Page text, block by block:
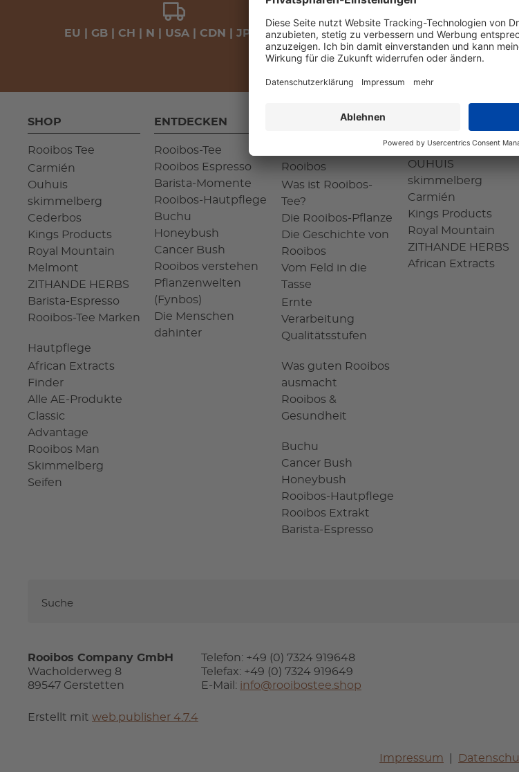
EU | GB | CH | N | USA | CDN | JP | VAE Versand mit DPD
SHOP
Rooibos Tee
Carmién
Ouhuis
skimmelberg
Cederbos
Kings Products
Royal Mountain
Melmont
ZITHANDE HERBS
Barista-Espresso
Rooibos-Tee Marken
Hautpflege
African Extracts
Finder
Alle AE-Produkte
Classic
Advantage
Rooibos Man
Skimmelberg
Seifen
ENTDECKEN
Rooibos-Tee
Rooibos Espresso
Barista-Momente
Rooibos-Hautpflege
Buchu
Honeybush
Cancer Bush
Rooibos verstehen
Pflanzenwelten
(Fynbos)
Die Menschen
dahinter
Rooibos
Was ist Rooibos-
Tee?
Die Rooibos-Pflanze
Die Geschichte von
Rooibos
Vom Feld in die
Tasse
Ernte
Verarbeitung
Qualitätsstufen
Was guten Rooibos
ausmacht
Rooibos &
Gesundheit
Buchu
Cancer Bush
Honeybush
Rooibos-Hautpflege
Rooibos Extrakt
Barista-Espresso
OUHUIS
skimmelberg
Carmién
Kings Products
Royal Mountain
ZITHANDE HERBS
African Extracts
Rooibos Company GmbH
Wacholderweg 8
89547 Gerstetten
Telefon: +49 (0) 7324 919648
Telefax: +49 (0) 7324 919649
E-Mail: info@rooibostee.shop
Erstellt mit web.publisher 4.7.4
Impressum